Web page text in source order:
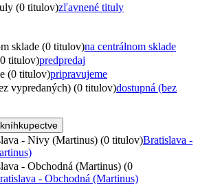
(0 titulov)zľavnené tituly
sklade (0 titulov)na centrálnom sklade
titulov)predpredaj
(0 titulov)pripravujeme
vypredaných) (0 titulov)dostupná (bez
- Nivy (Martinus) (0 titulov)Bratislava -
- Obchodná (Martinus) (0
- Obchodná (Martinus)